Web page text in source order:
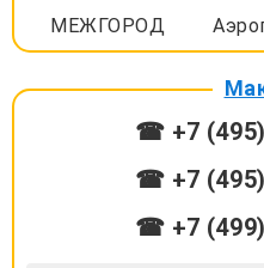
МЕЖГОРОД
☎ +7
☎ +7
☎ +7